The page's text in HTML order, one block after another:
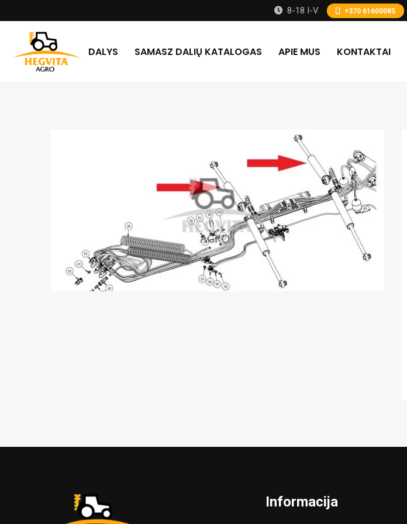
8-18 I-V +370 61600085
DALYS SAMASZ DALIŲ KATALOGAS APIE MUS KONTAKTAI
Informacija